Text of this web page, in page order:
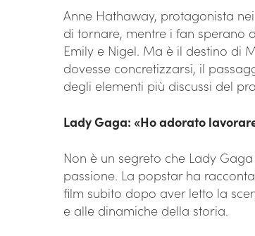
Anne Hathaway, protagonista
di tornare, mentre i fan sperano
Emily e Nigel. Ma è il destino di
dovesse concretizzarsi, il
degli elementi più discussi del
Lady Gaga: «Ho adorato
Non è un segreto che Lady
passione. La popstar ha
film subito dopo aver letto la
e alle dinamiche della storia.